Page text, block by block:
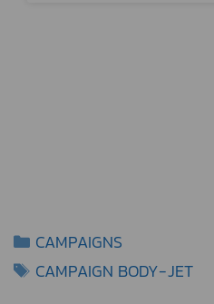
ATTITUDE CLINIC
CAMPAIGNS
CAMPAIGN BODY-JET